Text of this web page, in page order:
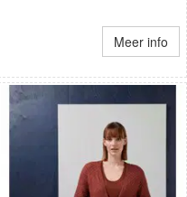
Meer info